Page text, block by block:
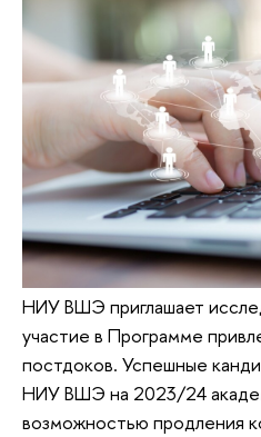
НИУ ВШЭ приглашает
участие в Программе
постдоков. Успешные
НИУ ВШЭ на 2023/24
возможностью продления